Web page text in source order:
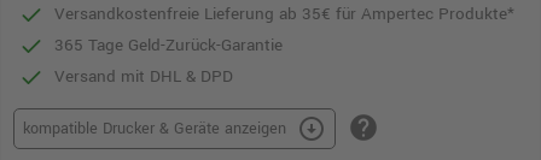
Versandkostenfreie Lieferung ab 35€ für Ampertec Produkte*
365 Tage Geld-Zurück-Garantie
Versand mit DHL & DPD
kompatible Drucker & Geräte anzeigen arrow_circle_down help